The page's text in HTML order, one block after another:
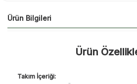
Ürün Bilgileri
Ürün
Takım İçeriği: